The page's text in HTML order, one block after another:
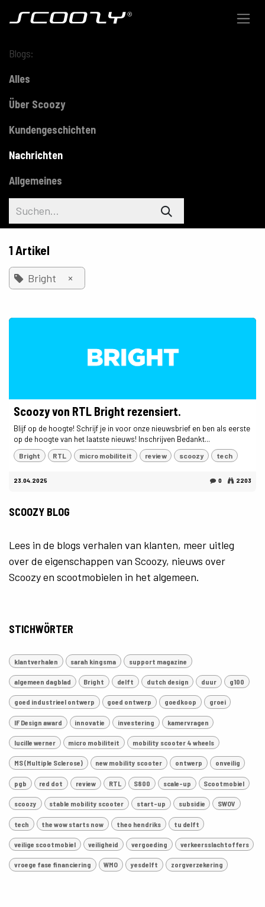
Blogs:
Alles
Über Scoozy
Kundengeschichten
Nachrichten
Allgemeines
1 Artikel
Bright ×
Scoozy von RTL Bright rezensiert.
Blijf op de hoogte! Schrijf je in voor onze nieuwsbrief en ben als eerste
op de hoogte van het laatste nieuws! Inschrijven Bedankt...
Bright RTL micro mobiliteit review scoozy tech
23.04.2025 0 2203
SCOOZY BLOG
Lees in de blogs verhalen van klanten, meer uitleg
over de eigenschappen van Scoozy, nieuws over
Scoozy en scootmobielen in het algemeen.
STICHWÖRTER
klantverhalen sarah kingsma support magazine
algemeen dagblad Bright delft dutch design duur g100
goed industrieel ontwerp goed ontwerp goedkoop groei
IF Design award innovatie investering kamervragen
lucille werner micro mobiliteit mobility scooter 4 wheels
MS (Multiple Sclerose) new mobility scooter ontwerp onveilig
pgb red dot review RTL S800 scale-up Scootmobiel
scoozy stable mobility scooter start-up subsidie SWOV
tech the wow starts now theo hendriks tu delft
veilige scootmobiel veiligheid vergoeding verkeersslachtoffers
vroege fase financiering WMO yesdelft zorgverzekering